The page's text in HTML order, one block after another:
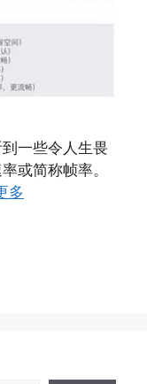
一些令人生畏
或简称帧率。
多